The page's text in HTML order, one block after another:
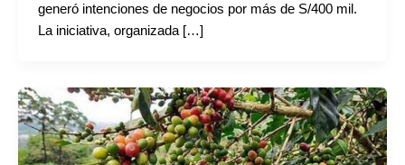
generó intenciones de negocios por más de S/400 mil.
La iniciativa, organizada […]